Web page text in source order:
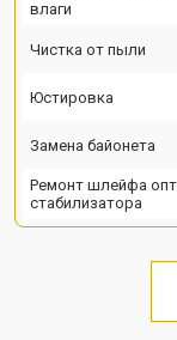
влаги
Чистка от пыли
Юстировка
Замена байонета
Ремонт шлейфа
стабилизатора